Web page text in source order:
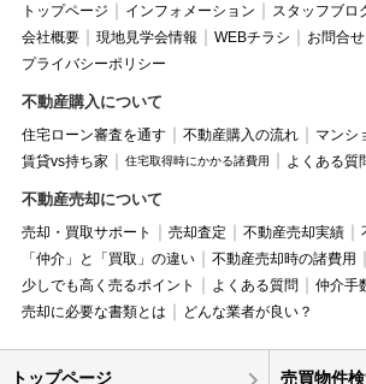
トップページ インフォメーション スタッフブロ
会社概要
現地見学会情報 WEBチラシ
お問合せ
プライバシーポリシー
不動産購入について
住宅ローン審査を通す 不動産購入の流れ
マンシ
賃貸vs持ち家
住宅取得時にかかる諸費用 よくある質
不動産売却について
売却・買取サポート 売却査定 不動産売却実績
「仲介」と「買取」の違い
不動産売却時の諸費用
少しでも高く売るポイント
よくある質問
仲介手
売却に必要な書類とは
どんな業者が良い？
トップページ 売買物件